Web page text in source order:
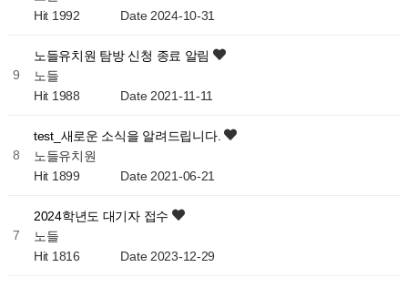
Hit 1992 Date 2024-10-31
9
노들유치원 탐방 신청 종료 알림
노들
Hit 1988 Date 2021-11-11
8
test_새로운 소식을 알려드립니다.
노들유치원
Hit 1899 Date 2021-06-21
7
2024학년도 대기자 접수
노들
Hit 1816 Date 2023-12-29